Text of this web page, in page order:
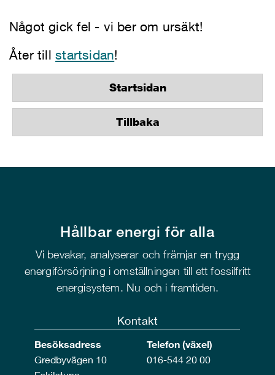
Något gick fel - vi ber om ursäkt!
Åter tillstartsidan!
Startsidan
Tillbaka
Hållbar energi för alla
Vi bevakar, analyserar och främjar en trygg
energiförsörjning i omställningen till ett fossilfritt
energisystem. Nu och i framtiden.
Kontakt
Besöksadress
Gredbyvägen 10
Telefon (växel)
016-544 20 00